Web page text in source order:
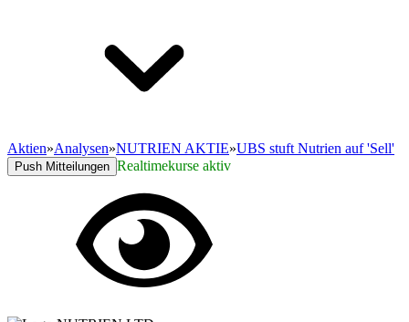
Aktien»Analysen»NUTRIEN AKTIE»UBS stuft Nutrien auf 'Sell'
Push Mitteilungen Realtimekurse aktiv